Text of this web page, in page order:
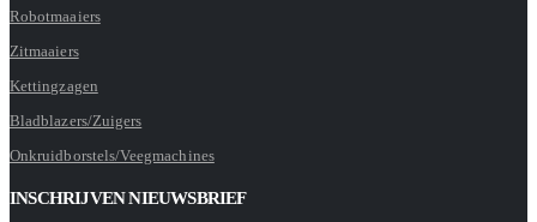
Robotmaaiers
Zitmaaiers
Kettingzagen
Bladblazers/Zuigers
Onkruidborstels/Veegmachines
INSCHRIJVEN NIEUWSBRIEF